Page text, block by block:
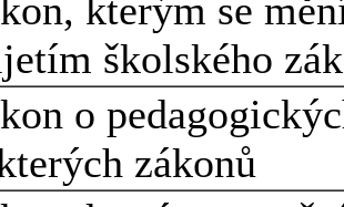
kterým se
školského
o
zákonů